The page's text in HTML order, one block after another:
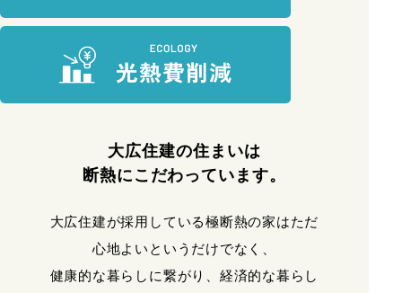
大広住建の住まいは
断熱にこだわっています。
大広住建が採用している極断熱の家はただ
心地よいというだけでなく、
健康的な暮らしに繋がり、経済的な暮らし